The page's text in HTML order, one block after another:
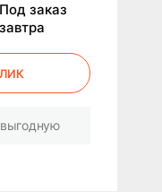
Под заказ
завтра